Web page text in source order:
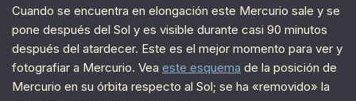
Cuando se encuentra en elongación este Mercurio sale y se
pone después del Sol y es visible durante casi 90 minutos
después del atardecer. Este es el mejor momento para ver y
fotografiar a Mercurio. Vea este esquema de la posición de
Mercurio en su órbita respecto al Sol; se ha «removido» la